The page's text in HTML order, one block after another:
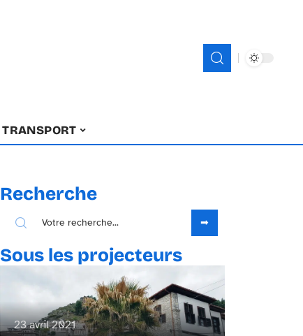
TRANSPORT
Recherche
Sous les projecteurs
23 avril 2021